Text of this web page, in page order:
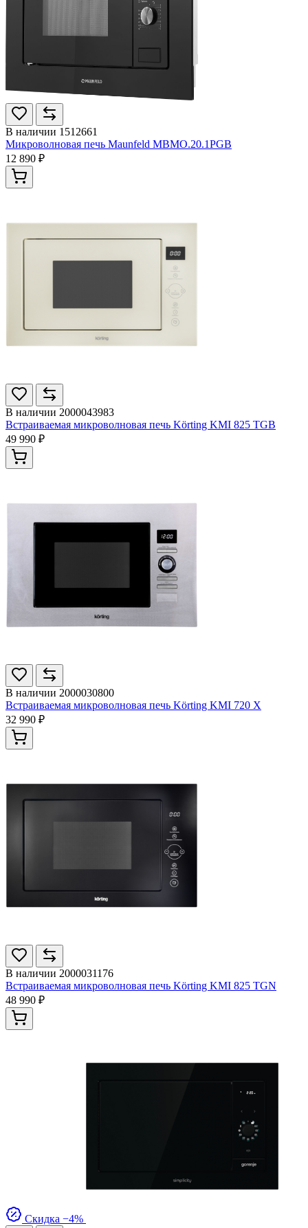
В наличии 1512661
Микроволновая печь Maunfeld MBMO.20.1PGB
12 890 ₽
В наличии 2000043983
Встраиваемая микроволновая печь Körting KMI 825 TGB
49 990 ₽
В наличии 2000030800
Встраиваемая микроволновая печь Körting KMI 720 X
32 990 ₽
В наличии 2000031176
Встраиваемая микроволновая печь Körting KMI 825 TGN
48 990 ₽
Скидка −4%